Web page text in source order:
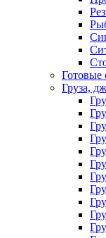
Готовые
Груза,